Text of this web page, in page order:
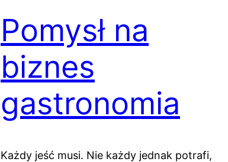
Pomysł na
biznes
gastronomia
Każdy jeść musi. Nie każdy jednak potrafi,